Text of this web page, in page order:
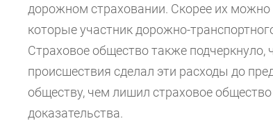
дорожном страховании. Скорее их
которые участник дорожно-
Страховое общество также подчеркнуло,
происшествия сделал эти расходы до
обществу, чем лишил страховое
доказательства.